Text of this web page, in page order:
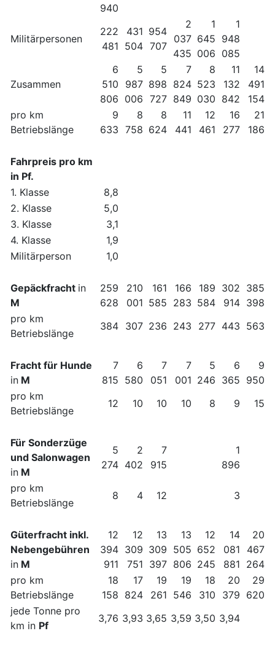
940
Militärpersonen
222
481
431
504
954
707
2
037
435
1
645
006
1
948
085
Zusammen
6
510
806
5
987
006
5
898
727
7
824
849
8
523
030
11
132
842
14
491
154
pro km
Betriebslänge
9
633
8
758
8
624
11
441
12
461
16
277
21
186
Fahrpreis pro km
in Pf.
1. Klasse
8,8
2. Klasse
5,0
3. Klasse
3,1
4. Klasse
1,9
Militärperson
1,0
Gepäckfracht in
M
259
628
210
001
161
585
166
283
189
584
302
914
385
398
pro km
Betriebslänge
384 307 236 243 277 443 563
Fracht für Hunde
in M
7
815
6
580
7
051
7
001
5
246
6
365
9
950
pro km
Betriebslänge
12 10 10 10 8 9 15
Für Sonderzüge
und Salonwagen
in M
5
274
2
402
7
915
1
896
pro km
Betriebslänge
8 4 12 3
Güterfracht inkl.
Nebengebühren
in M
12
394
911
12
309
751
13
309
397
13
505
806
12
652
245
14
081
881
20
467
264
pro km
Betriebslänge
18
158
17
824
19
261
19
546
18
310
20
379
29
620
jede Tonne pro
km in Pf
3,76 3,93 3,65 3,59 3,50 3,94